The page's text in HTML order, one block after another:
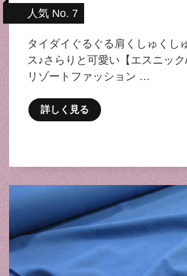
人気 No. 7
タイダイぐるぐる肩くしゅくし
ス♪さらりと可愛い【エスニッ
リゾートファッション …
詳しく見る